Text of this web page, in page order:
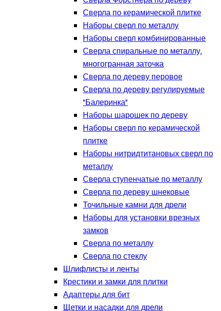
Сверла по керамической плитке
Наборы сверл по металлу
Наборы сверл комбинированные
Сверла спиральные по металлу,
многогранная заточка
Сверла по дереву перовое
Сверла по дереву регулируемые
"Балеринка"
Наборы шарошек по дереву
Наборы сверл по керамической
плитке
Наборы нитридтитановых сверл по
металлу
Сверла ступенчатые по металлу
Сверла по дереву шнековые
Точильные камни для дрели
Наборы для установки врезных
замков
Сверла по металлу
Сверла по стеклу
Шлифлисты и ленты
Крестики и замки для плитки
Адаптеры для бит
Щетки и насадки для дрели